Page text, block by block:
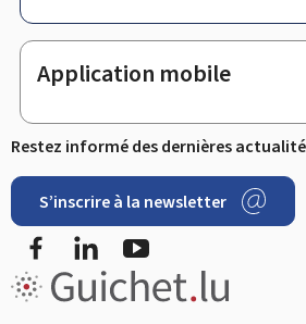
Application mobile
Restez informé des dernières
S’inscrire à la newsletter
FacebookLinkedIn